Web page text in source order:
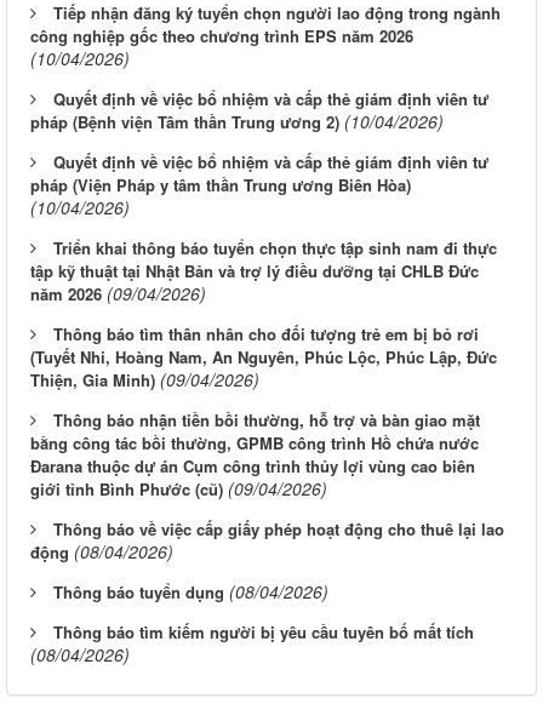
Tiếp nhận đăng ký tuyển chọn người lao động trong ngành
công nghiệp gốc theo chương trình EPS năm 2026
(10/04/2026)
Quyết định về việc bổ nhiệm và cấp thẻ giám định viên tư
pháp (Bệnh viện Tâm thần Trung ương 2) (10/04/2026)
Quyết định về việc bổ nhiệm và cấp thẻ giám định viên tư
pháp (Viện Pháp y tâm thần Trung ương Biên Hòa)
(10/04/2026)
Triển khai thông báo tuyển chọn thực tập sinh nam đi thực
tập kỹ thuật tại Nhật Bản và trợ lý điều dưỡng tại CHLB Đức
năm 2026 (09/04/2026)
Thông báo tìm thân nhân cho đối tượng trẻ em bị bỏ rơi
(Tuyết Nhi, Hoàng Nam, An Nguyên, Phúc Lộc, Phúc Lập, Đức
Thiện, Gia Minh) (09/04/2026)
Thông báo nhận tiền bồi thường, hỗ trợ và bàn giao mặt
bằng công tác bồi thường, GPMB công trình Hồ chứa nước
Đarana thuộc dự án Cụm công trình thủy lợi vùng cao biên
giới tỉnh Bình Phước (cũ) (09/04/2026)
Thông báo về việc cấp giấy phép hoạt động cho thuê lại lao
động (08/04/2026)
Thông báo tuyển dụng (08/04/2026)
Thông báo tìm kiếm người bị yêu cầu tuyên bố mất tích
(08/04/2026)